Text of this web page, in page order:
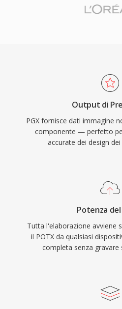
Output di
PGX fornisce dati immagine
componente — perfetto
accurate dei design
Potenza
Tutta l'elaborazione avviene
il POTX da qualsiasi
completa senza gravare